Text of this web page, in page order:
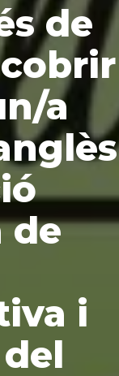
de
a
de
i